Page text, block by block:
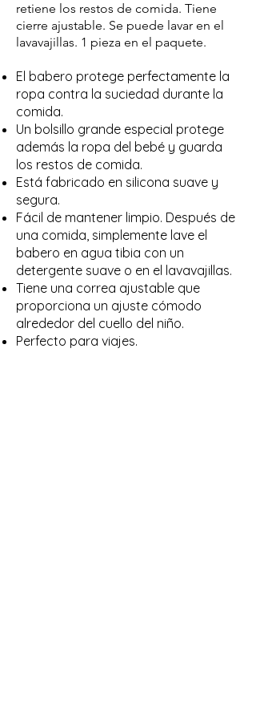
retiene los restos de comida. Tiene
cierre ajustable. Se puede lavar en el
lavavajillas. 1 pieza en el paquete.
El babero protege perfectamente la
ropa contra la suciedad durante la
comida.
Un bolsillo grande especial protege
además la ropa del bebé y guarda
los restos de comida.
Está fabricado en silicona suave y
segura.
Fácil de mantener limpio. Después de
una comida, simplemente lave el
babero en agua tibia con un
detergente suave o en el lavavajillas.
Tiene una correa ajustable que
proporciona un ajuste cómodo
alrededor del cuello del niño.
Perfecto para viajes.